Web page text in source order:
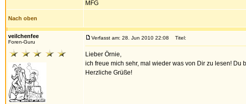
MFG
Nach oben
veilchenfee
Foren-Guru
Verfasst am: 28. Jun 2010 22:08 Titel:
Lieber Örnie,
ich freue mich sehr, mal wieder was von Dir zu lesen! Du
Herzliche Grüße!